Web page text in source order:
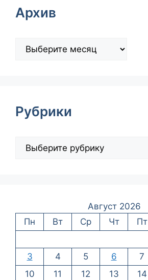
Архив
Рубрики
Август 2026
Пн
Вт Ср Чт Пт
3
4 5 6 7
10
11 12 13 14